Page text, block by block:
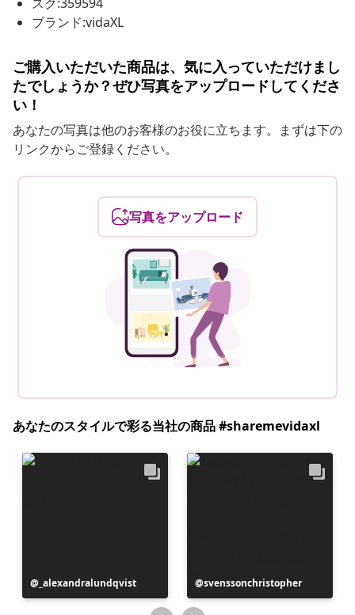
ブランド:vidaXL
ご購入いただいた商品は、気に入っていただけまし
たでしょうか？ぜひ写真をアップロードしてくださ
い！
あなたの写真は他のお客様のお役に立ちます。まずは下の
リンクからご登録ください。
写真をアップロード
あなたのスタイルで彩る当社の商品 #sharemevidaxl
投
稿
_alexandralundqvist
投
稿
者
svenssonchristopher